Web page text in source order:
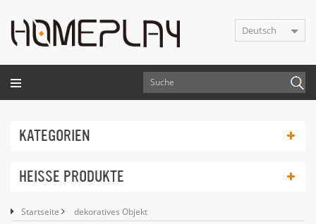
Deutsch
KATEGORIEN
HEISSE PRODUKTE
Startseite dekoratives Objekt